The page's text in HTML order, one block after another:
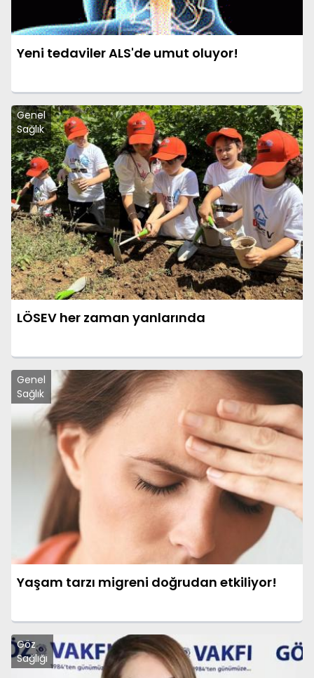
Yeni tedaviler ALS'de umut oluyor!
Genel
Sağlık
LÖSEV her zaman yanlarında
Genel
Sağlık
Yaşam tarzı migreni doğrudan etkiliyor!
Göz
Sağlığı